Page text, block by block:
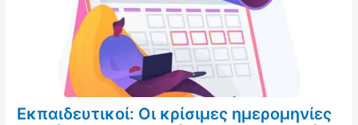
Εκπαιδευτικοί: Οι κρίσιμες ημερομηνίες